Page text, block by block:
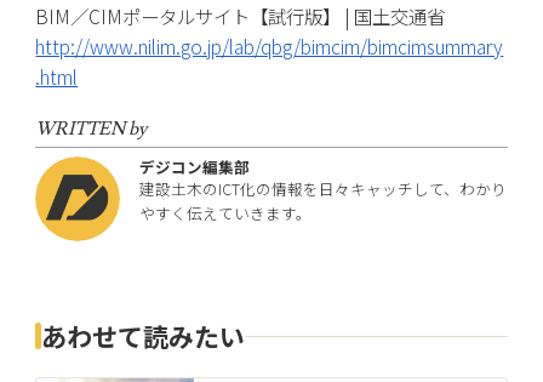
BIM／CIMポータルサイト【試行版】 | 国土交通省
http://www.nilim.go.jp/lab/qbg/bimcim/bimcimsummary
.html
WRITTEN by
デジコン編集部
建設土木のICT化の情報を日々キャッチして、わかり
やすく伝えていきます。
あわせて読みたい